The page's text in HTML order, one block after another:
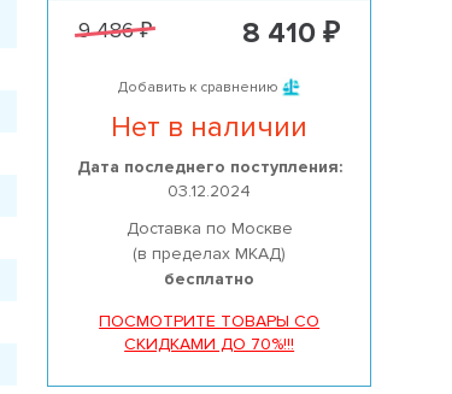
9 486 ₽ 8 410 ₽
Добавить к сравнению
Нет в наличии
Дата последнего поступления:
03.12.2024
Доставка по Москве
(в пределах МКАД)
бесплатно
ПОСМОТРИТЕ ТОВАРЫ СО
СКИДКАМИ ДО 70%!!!